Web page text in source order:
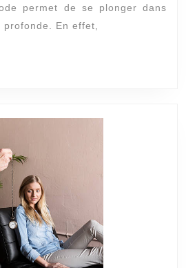
elle
Relaxation
permet de se plonger dans
En effet,